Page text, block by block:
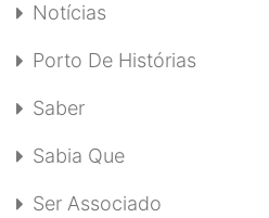
Notícias
Porto De Histórias
Saber
Sabia Que
Ser Associado